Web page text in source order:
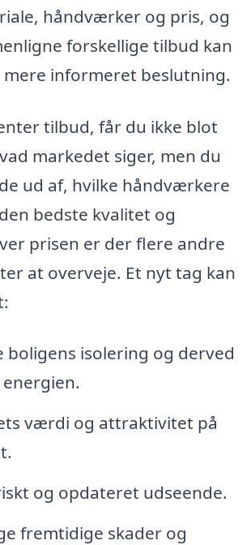
håndværker og pris, og
forskellige tilbud kan
informeret beslutning.
tilbud, får du ikke blot
markedet siger, men du
ud af, hvilke håndværkere
bedste kvalitet og
prisen er der flere andre
at overveje. Et nyt tag kan
boligens isolering og derved
værdi og attraktivitet på
og opdateret udseende.
fremtidige skader og